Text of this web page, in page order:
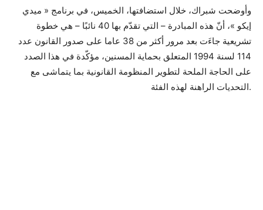
وأوضحت شبراك، خلال استضافتها، الخميس، في برنامج « ميدي
إيكو »، أنّ هذه المبادرة – التي تقدّم بها 40 نائبًا – هي خطوة
تشريعية جاءَت بعد مرور أكثر من 38 عاما على صدور القانون عدد
114 لسنة 1994 المتعلق بحماية المسنين، مؤكّدة في هذا الصدد
على الحاجة الملحة لتطوير المنظومة القانونية بما يتماشى مع
التحديات الراهنة لهذه الفئة.